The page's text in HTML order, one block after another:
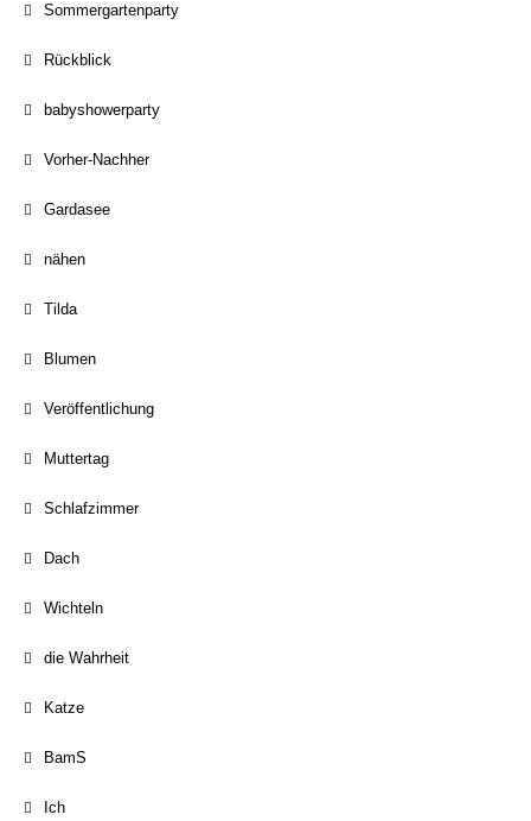
Sommergartenparty
Rückblick
babyshowerparty
Vorher-Nachher
Gardasee
nähen
Tilda
Blumen
Veröffentlichung
Muttertag
Schlafzimmer
Dach
Wichteln
die Wahrheit
Katze
BamS
Ich